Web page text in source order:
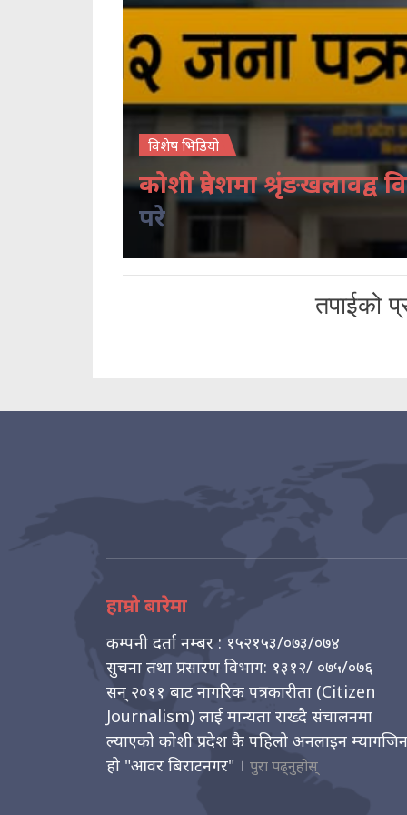
विशेष भिडियो
कोशी प्रदेशमा श्रृंङखलावद्व
परे
तपाईको
हाम्रो बारेमा
कम्पनी दर्ता नम्बर : १५२१५३/०७३/०७४
सुचना तथा प्रसारण विभाग: १३१२/ ०७५/०७६
सन् २०११ बाट नागरिक पत्रकारीता (Citizen
Journalism) लाई मान्यता राख्दै संचालनमा
ल्याएको कोशी प्रदेश कै पहिलो अनलाइन म्यागजिन
हो "आवर बिराटनगर" । पुरा पढ्नुहोस्